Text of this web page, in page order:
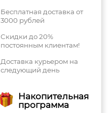
Бесплатная доставка от
3000 рублей
Скидки до 20%
постоянным клиентам!
Доставка курьером на
следующий день
Накопительная
программа